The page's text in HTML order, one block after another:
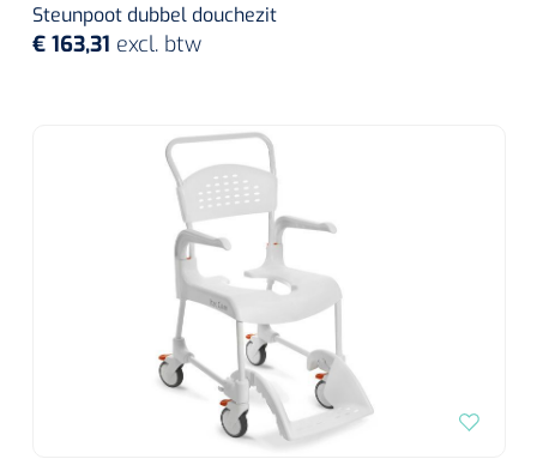
Steunpoot dubbel douchezit
€ 163,31 excl. btw